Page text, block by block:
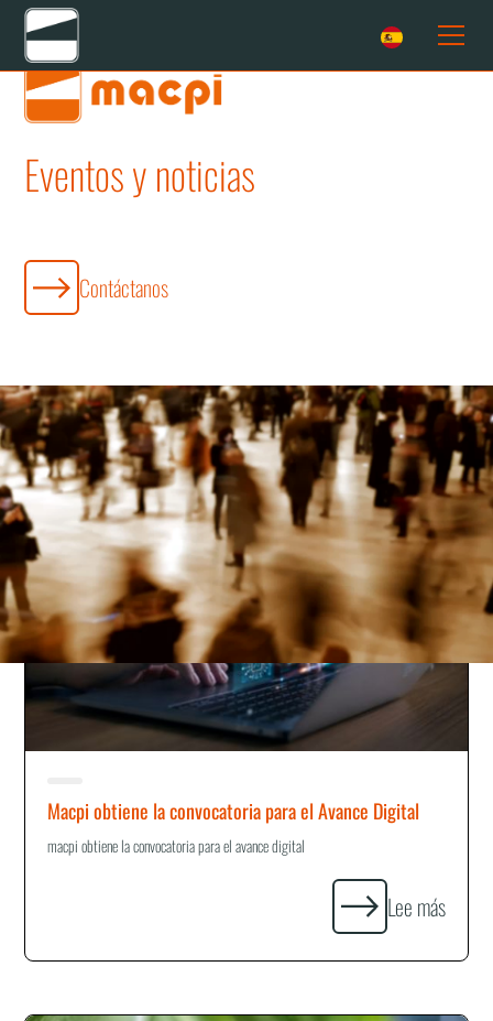
Eventos y noticias
Contáctanos
Macpi obtiene la convocatoria para el Avance Digital
macpi obtiene la convocatoria para el avance digital
Lee más